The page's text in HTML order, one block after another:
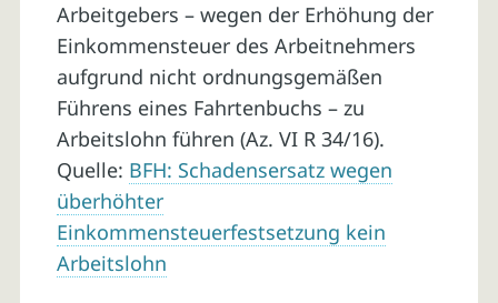
Arbeitgebers – wegen der Erhöhung der
Einkommensteuer des Arbeitnehmers
aufgrund nicht ordnungsgemäßen
Führens eines Fahrtenbuchs – zu
Arbeitslohn führen (Az. VI R 34/16).
Quelle: BFH: Schadensersatz wegen
überhöhter
Einkommensteuerfestsetzung kein
Arbeitslohn